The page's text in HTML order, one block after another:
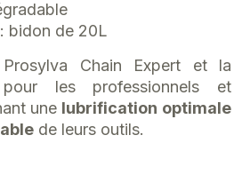
bidon de 20L
Chain Expert et la
les professionnels et
une lubrification optimale
de leurs outils.